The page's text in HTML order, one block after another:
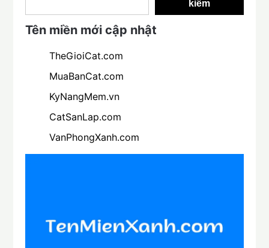
kiếm
Tên miền mới cập nhật
TheGioiCat.com
MuaBanCat.com
KyNangMem.vn
CatSanLap.com
VanPhongXanh.com